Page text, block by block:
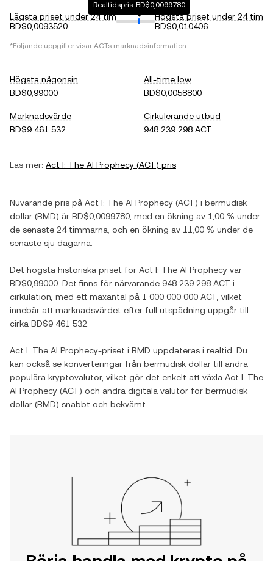
Lägsta priset under 24 tim
BD$0,0093520
Realtidspris: BD$0,0099780
Högsta priset under 24 tim
BD$0,010406
*Följande uppgifter visar ACTs marknadsinformation.
Högsta någonsin
BD$0,99000
All-time low
BD$0,0058800
Marknadsvärde
BD$9 461 532
Cirkulerande utbud
948 239 298 ACT
Läs mer: Act I: The AI Prophecy (ACT) pris
Nuvarande pris på Act I: The AI Prophecy (ACT) i bermudisk
dollar (BMD) är BD$0,0099780 , med en ökning av 1,00 % under
de senaste 24 timmarna, och en ökning av 11,00 % under de
senaste sju dagarna.
Det högsta historiska priset för Act I: The AI Prophecy var
BD$0,99000 . Det finns för närvarande 948 239 298 ACT i
cirkulation, med ett maxantal på 1 000 000 000 ACT , vilket
innebär att marknadsvärdet efter full utspädning uppgår till
cirka BD$9 461 532
Act I: The AI Prophecy-priset i BMD uppdateras i realtid. Du
kan också se konverteringar från bermudisk dollar till andra
populära kryptovalutor, vilket gör det enkelt att växla Act I: The
AI Prophecy (ACT) och andra digitala valutor för bermudisk
dollar (BMD) snabbt och bekvämt.